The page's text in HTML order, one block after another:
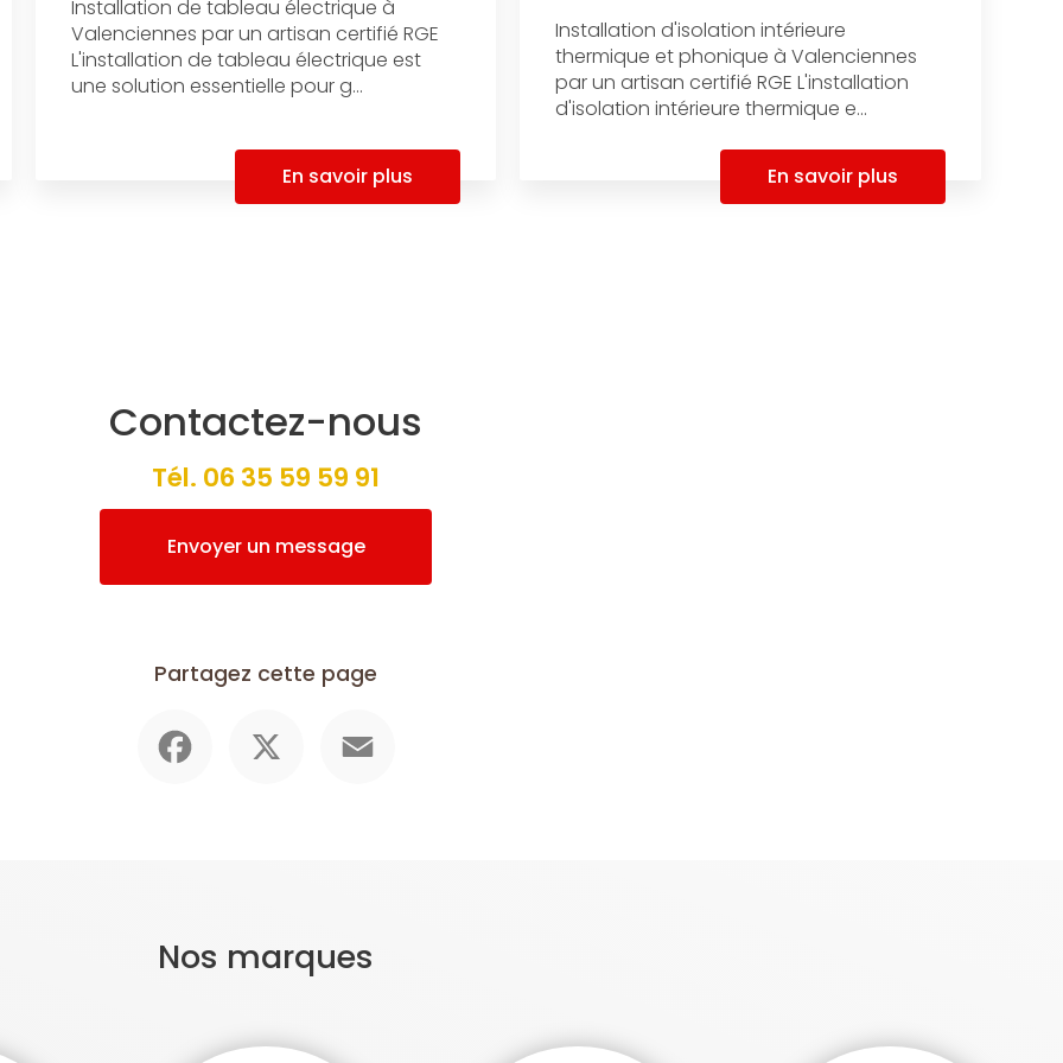
Installation de tableau électrique à
Valenciennes par un artisan certifié RGE
L'installation de tableau électrique est
une solution essentielle pour g...
En savoir plus
Installation d'isolation intérieure
thermique et phonique à Valenciennes
par un artisan certifié RGE L'installation
d'isolation intérieure thermique e...
En savoir plus
Contactez-nous
Tél. 06 35 59 59 91
Envoyer un message
Partagez cette page
Nos marques